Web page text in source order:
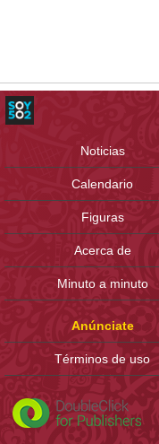
Noticias
Calendario
Figuras
Acerca de
Minuto a minuto
Anúnciate
Términos de uso